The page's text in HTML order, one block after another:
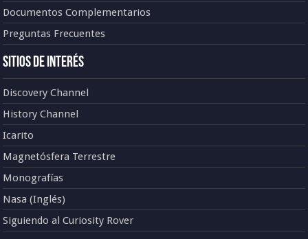
Documentos Complementarios
Preguntas Frecuentes
Sitios de Interés
Discovery Channel
History Channel
Icarito
Magnetósfera Terrestre
Monografías
Nasa (Inglés)
Siguiendo al Curiosity Rover